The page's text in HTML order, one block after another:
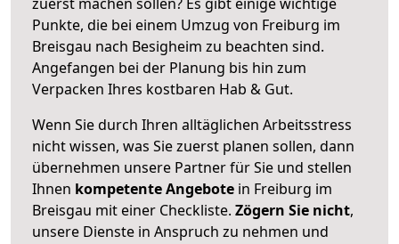
Punkte, die bei einem Umzug von Freiburg im
Breisgau nach Besigheim zu beachten sind.
Angefangen bei der Planung bis hin zum
Verpacken Ihres kostbaren Hab & Gut.
Wenn Sie durch Ihren alltäglichen Arbeitsstress
nicht wissen, was Sie zuerst planen sollen, dann
übernehmen unsere Partner für Sie und stellen
Ihnen kompetente Angebote in Freiburg im
Breisgau mit einer Checkliste. Zögern Sie nicht,
unsere Dienste in Anspruch zu nehmen und